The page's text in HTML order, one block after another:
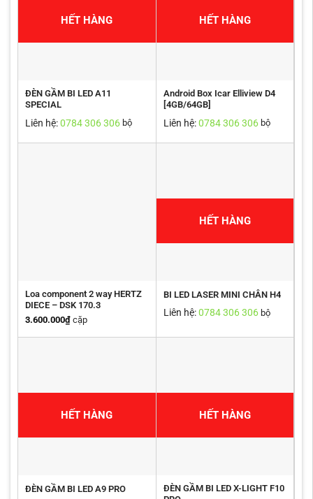
HẾT HÀNG
ĐÈN GẦM BI LED A11
SPECIAL
Liên hệ:0784 306 306 bộ
HẾT HÀNG
Android Box Icar Elliview D4
[4GB/64GB]
Liên hệ:0784 306 306bộ
Loa component 2 way HERTZ
DIECE – DSK 170.3
3.600.000₫ cặp
HẾT HÀNG
BI LED LASER MINI CHÂN H4
Liên hệ:0784 306 306bộ
HẾT HÀNG
ĐÈN GẦM BI LED A9 PRO
HẾT HÀNG
ĐÈN GẦM BI LED X-LIGHT F10